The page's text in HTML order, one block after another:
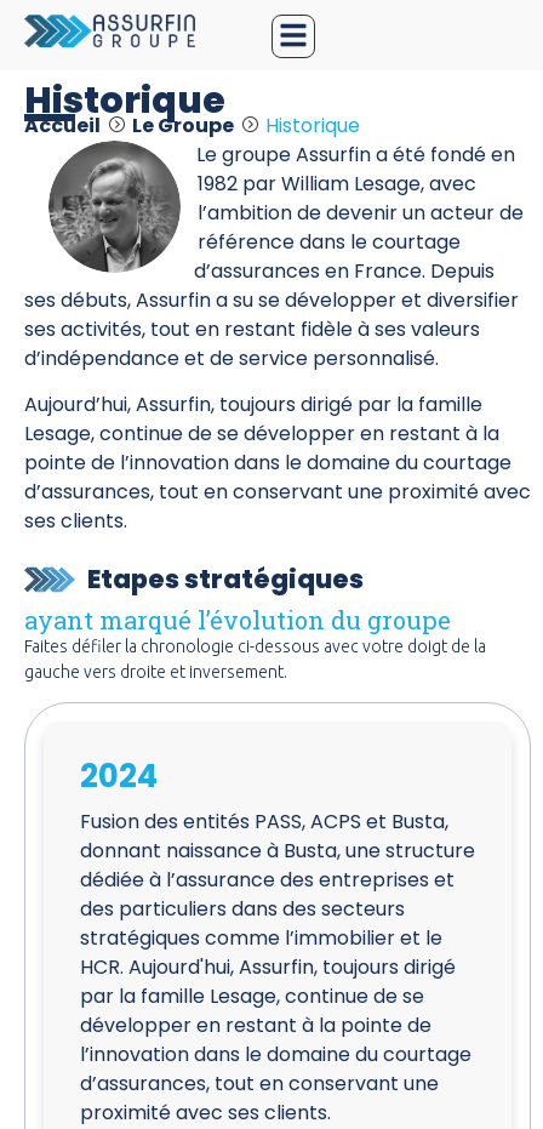
Historique
Accueil Le Groupe
Historique
Le groupe Assurfin a été fondé en
1982 par William Lesage, avec
l’ambition de devenir un acteur de
référence dans le courtage
d’assurances en France. Depuis
ses débuts, Assurfin a su se développer et diversifier
ses activités, tout en restant fidèle à ses valeurs
d’indépendance et de service personnalisé.
Aujourd’hui, Assurfin, toujours dirigé par la famille
Lesage, continue de se développer en restant à la
pointe de l’innovation dans le domaine du courtage
d’assurances, tout en conservant une proximité avec
ses clients.
Etapes stratégiques
ayant marqué l’évolution du groupe
Faites défiler la chronologie ci-dessous avec votre doigt de la
gauche vers droite et inversement.
2024
Fusion des entités PASS, ACPS et Busta,
donnant naissance à Busta, une structure
dédiée à l’assurance des entreprises et
des particuliers dans des secteurs
stratégiques comme l’immobilier et le
HCR. Aujourd'hui, Assurfin, toujours dirigé
par la famille Lesage, continue de se
développer en restant à la pointe de
l’innovation dans le domaine du courtage
d’assurances, tout en conservant une
proximité avec ses clients.